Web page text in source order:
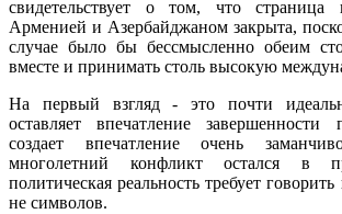
свидетельствует о том, что страница
Арменией и Азербайджаном закрыта,
случае было бы бессмысленно обеим
вместе и принимать столь высокую
На первый взгляд - это почти
оставляет впечатление
создает впечатление очень
многолетний конфликт остался в
политическая реальность требует
не символов.